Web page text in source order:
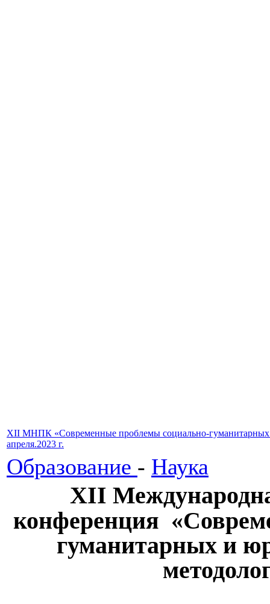
XII МНПК «Современные проблемы социально-гуманитарных
апреля.2023 г.
Образование - Наука
XII
конференция
гуманитарных и